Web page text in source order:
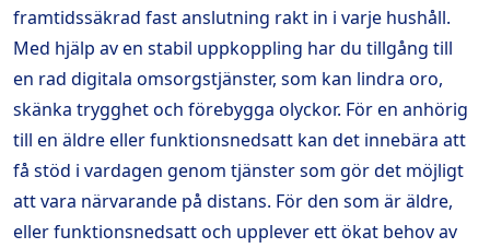
framtidssäkrad fast anslutning rakt in i varje hushåll.
Med hjälp av en stabil uppkoppling har du tillgång till
en rad digitala omsorgstjänster, som kan lindra oro,
skänka trygghet och förebygga olyckor. För en anhörig
till en äldre eller funktionsnedsatt kan det innebära att
få stöd i vardagen genom tjänster som gör det möjligt
att vara närvarande på distans. För den som är äldre,
eller funktionsnedsatt och upplever ett ökat behov av